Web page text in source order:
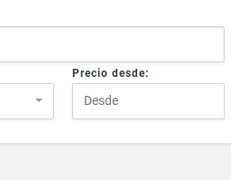
Precio desde: